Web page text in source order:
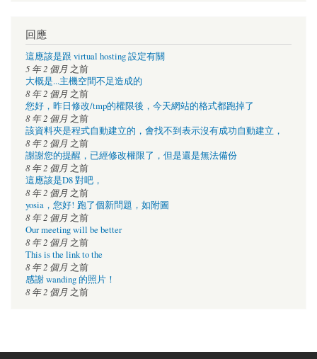
回應
這應該是跟 virtual hosting 設定有關
5 年 2 個月 之前
大概是...主機空間不足造成的
8 年 2 個月 之前
您好，昨日修改/tmp的權限後，今天網站的格式都跑掉了
8 年 2 個月 之前
該資料夾是程式自動建立的，會找不到表示沒有成功自動建立，
8 年 2 個月 之前
謝謝您的提醒，已經修改權限了，但是還是無法備份
8 年 2 個月 之前
這應該是D8 對吧，
8 年 2 個月 之前
yosia，您好! 跑了個新問題，如附圖
8 年 2 個月 之前
Our meeting will be better
8 年 2 個月 之前
This is the link to the
8 年 2 個月 之前
感謝 wanding 的照片！
8 年 2 個月 之前